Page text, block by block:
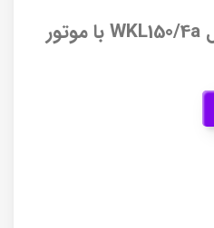
بوستر پمپ پمپیران مدل WKL150/4a با موتور